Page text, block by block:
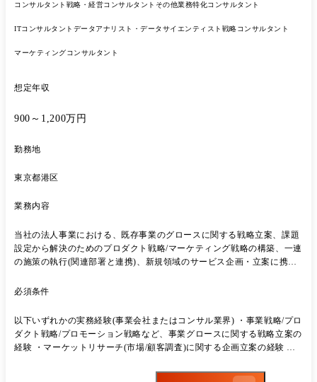
部抜粋/順不同) ※ご経歴やご希望を参考にアサインを決定しておりま
シングを活用した事業構想及び販売戦略立案支援、IPのマーケティン
グ・創出支援 ・素材メーカー:IoT、AIによるアナリティクス活用推進/
転換後の事業戦略・R&D戦略・組織再編の事例研究を通じた中長期い
運:DX戦略の具体化とプロジェクト推進支援(プライシングプロセスの半
支援) ・証券業:STOシステム(Security Token Offering system)グランドデ
構想・計画策定 ・官公庁:自治体DX推進支援、人工知能技術の社会実装
「DeepPercept(ディープパーセプト)株式会社」と連携した先端技術活用
コンサルタント 戦略・経営コンサルタント その他業務特化コンサルタント
ITコンサルタント データアナリスト・データサイエンティスト 戦略コンサルタント
マーケティングコンサルタント
想定年収
900～1,200万円
勤務地
東京都港区
業務内容
当社の法人事業における、既存事業のグロースに関する戦略立案、課題
設定から解決のためのプロダクト戦略/マーケティング戦略の構築、一連
の施策の執行(関連部署と連携)、新規領域のサービス企画・立案に携わ
やPLオーナーとして事業リードの役割を担っていただける方を想定して
ト設定/提供価値設定/デリバリープロセス設計/事業インパクト試算など)
・プロダクトPMFに向けたビジネスニーズ抽出とプロダクト開発への企
画・連携リード ・KPIの策定/予実管理(プロダクト/マーケティング/営業
証 ・データからの仮説構築と企画立案
必須条件
以下いずれかの実務経験(事業会社またはコンサル業界) ・事業戦略/プロ
ダクト戦略/プロモーション戦略など、事業グロースに関する戦略立案の
経験 ・マーケットリサーチ(市場/顧客調査)に関する企画立案の経験 ・